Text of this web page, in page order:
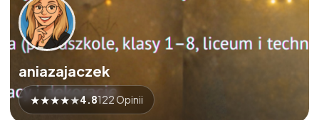
aniazajaczek
★★★★★4.8122 Opinii